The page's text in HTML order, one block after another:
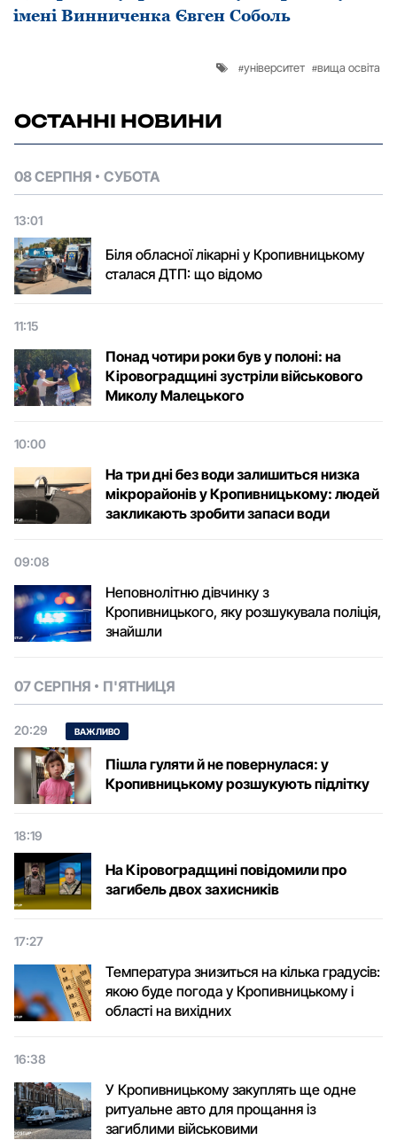
імені Винниченка Євген Соболь
університет вища освіта
ОСТАННІ НОВИНИ
08 СЕРПНЯ СУБОТА
13:01
Біля обласної лікарні у Кропивницькому
сталася ДТП: що відомо
11:15
Понад чотири роки був у полоні: на
Кіровоградщині зустріли військового
Микoлу Малецькoгo
10:00
На три дні без води залишиться низка
мікрорайонів у Кропивницькому: людей
закликають зробити запаси води
09:08
Неповнолітню дівчинку з
Кропивницького, яку розшукувала поліція,
знайшли
07 СЕРПНЯ П'ЯТНИЦЯ
20:29 ВАЖЛИВО
Пішла гуляти й не повернулася: у
Кропивницькому розшукують підлітку
18:19
На Кіровоградщині повідомили про
загибель двох захисників
17:27
Температура знизиться на кілька градусів:
якою буде погода у Кропивницькому і
області на вихідних
16:38
У Кропивницькому закуплять ще одне
ритуальне авто для прощання із
загиблими військовими